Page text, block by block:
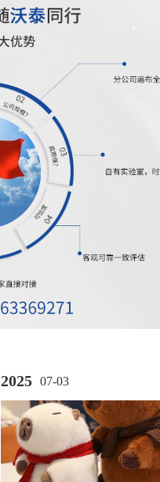
2025 07-03